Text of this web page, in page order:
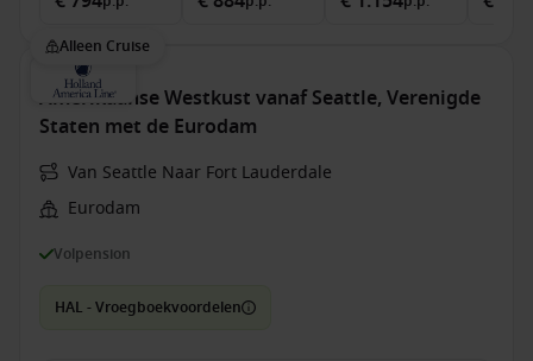
Alleen Cruise
Amerikaanse Westkust vanaf Seattle, Verenigde
Staten met de Eurodam
Van Seattle Naar Fort Lauderdale
Eurodam
Volpension
HAL - Vroegboekvoordelen